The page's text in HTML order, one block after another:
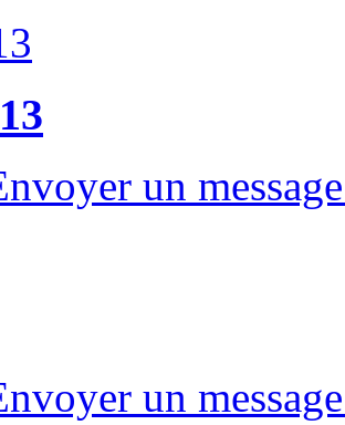
un
un